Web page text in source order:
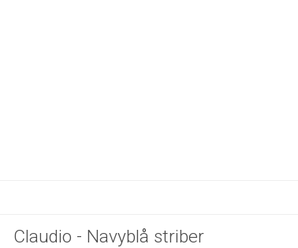
Claudio - Navyblå striber